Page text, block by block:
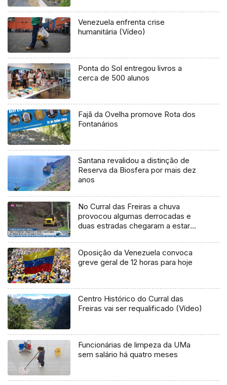
Venezuela enfrenta crise
humanitária (Vídeo)
Ponta do Sol entregou livros a
cerca de 500 alunos
Fajã da Ovelha promove Rota dos
Fontanários
Santana revalidou a distinção de
Reserva da Biosfera por mais dez
anos
No Curral das Freiras a chuva
provocou algumas derrocadas e
duas estradas chegaram a estar
Oposição da Venezuela convoca
greve geral de 12 horas para hoje
Centro Histórico do Curral das
Freiras vai ser requalificado (Vídeo)
Funcionárias de limpeza da UMa
sem salário há quatro meses